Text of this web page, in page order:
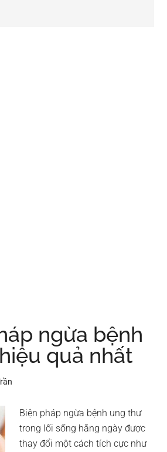
ngừa bệnh
quả nhất
Biện pháp ngừa bệnh ung thư
trong lối sống hằng ngày được
thay đổi một cách tích cực như